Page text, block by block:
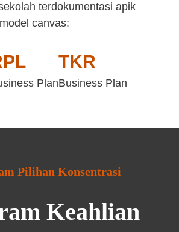
terdokumentasi apik
canvas:
Plan
TKR
Business Plan
Pilihan Konsentrasi
Keahlian